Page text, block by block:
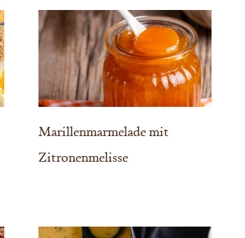
Marillenmarmelade mit
Zitronenmelisse